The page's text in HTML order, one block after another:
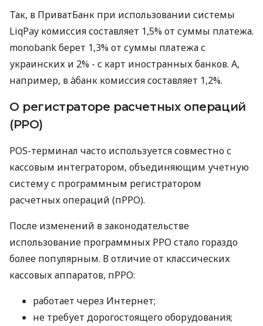
Так, в ПриватБанк при использовании системы
LiqPay комиссия составляет 1,5% от суммы платежа.
monobank берет 1,3% от суммы платежа с
украинских и 2% - с карт иностранных банков. А,
например, в àбанк комиссия составляет 1,2%.
О регистраторе расчетных операций
(РРО)
POS-терминал часто используется совместно с
кассовым интегратором, объединяющим учетную
систему с программным регистратором
расчетных операций (пРРО).
После изменений в законодательстве
использование программных РРО стало гораздо
более популярным. В отличие от классических
кассовых аппаратов, пРРО:
работает через Интернет;
не требует дорогостоящего оборудования;